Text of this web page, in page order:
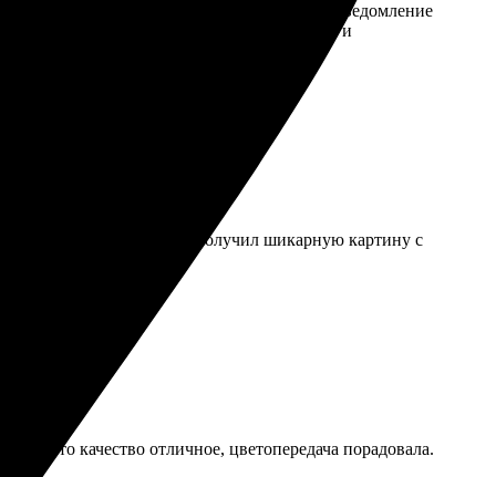
и понятно. Через несколько дней пришло уведомление
эту службу. Обязательно обращусь еще раз и
быстро и интуитивно. Получил шикарную картину с
Фото качество отличное, цветопередача порадовала.